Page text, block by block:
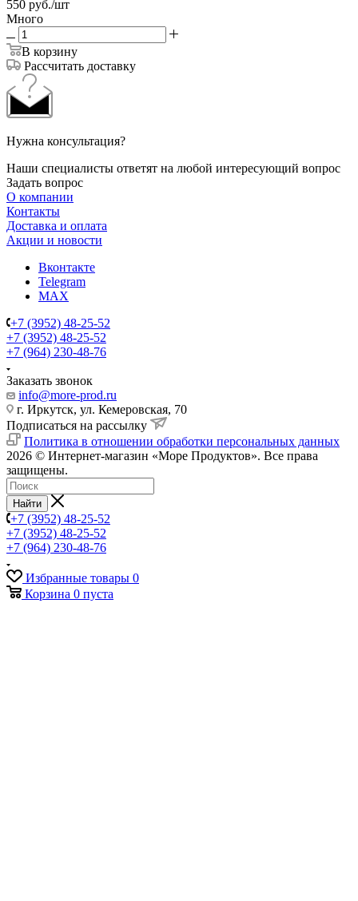
550 руб./шт
Много
В корзину
Рассчитать доставку
Нужна консультация?
Наши специалисты ответят на любой интересующий вопрос
Задать вопрос
О компании
Контакты
Доставка и оплата
Акции и новости
Вконтакте
Telegram
MAX
+7 (3952) 48-25-52
+7 (3952) 48-25-52
+7 (964) 230-48-76
Заказать звонок
info@more-prod.ru
г. Иркутск, ул. Кемеровская, 70
Подписаться на рассылку
Политика в отношении обработки персональных данных
2026 © Интернет-магазин «Море Продуктов». Все права
защищены.
Найти
+7 (3952) 48-25-52
+7 (3952) 48-25-52
+7 (964) 230-48-76
Избранные товары 0
Корзина 0 пуста